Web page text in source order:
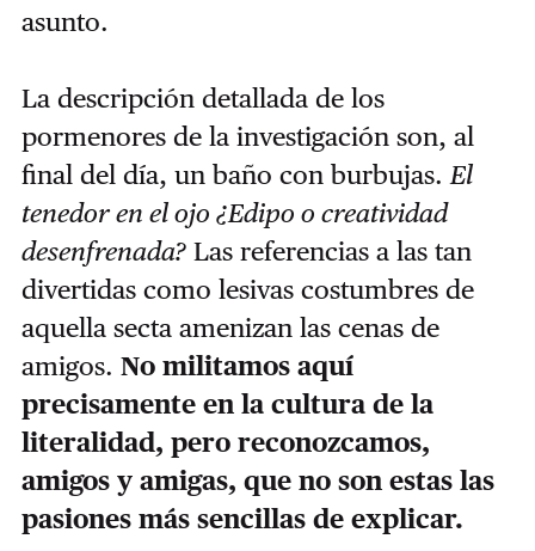
asunto.
La descripción detallada de los
pormenores de la investigación son, al
final del día, un baño con burbujas. El
tenedor en el ojo ¿Edipo o creatividad
desenfrenada?Las referencias a las tan
divertidas como lesivas costumbres de
aquella secta amenizan las cenas de
amigos. No militamos aquí
precisamente en la cultura de la
literalidad, pero reconozcamos,
amigos y amigas, que no son estas las
pasiones más sencillas de explicar.